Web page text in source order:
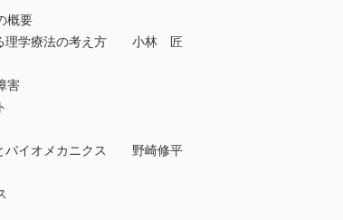
概要
理学療法の考え方 小林 匠
害
バイオメカニクス 野崎修平